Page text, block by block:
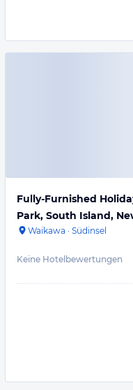
Fully-Furnished
Park, South Island,
Waikawa · Südinsel
Keine Hotelbewertungen